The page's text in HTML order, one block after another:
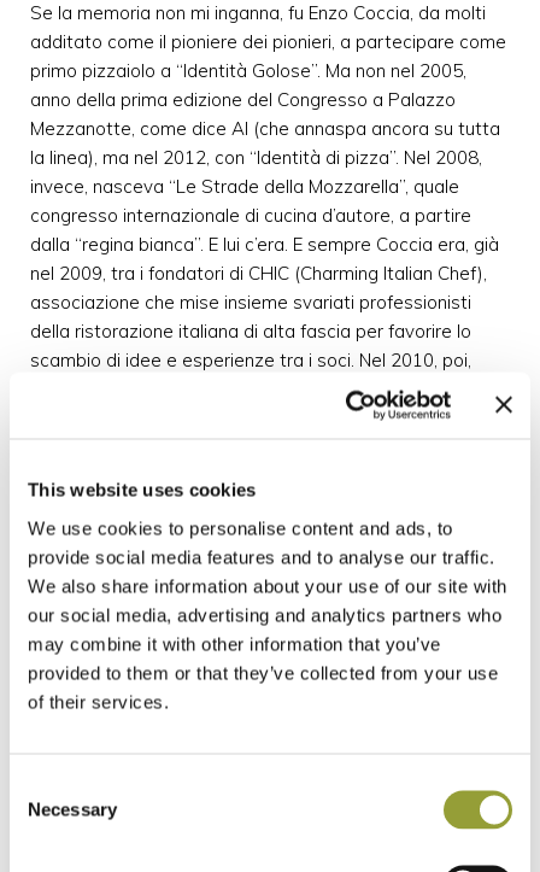
This website uses cookies
We use cookies to personalise content and ads, to
provide social media features and to analyse our traffic.
We also share information about your use of our site with
our social media, advertising and analytics partners who
may combine it with other information that you’ve
provided to them or that they’ve collected from your use
of their services.
Selection
Necessary
Se la memoria non mi inganna, fu Enzo Coccia, da molti
additato come il pioniere dei pionieri, a partecipare come
primo pizzaiolo a “Identità Golose”. Ma non nel 2005,
anno della prima edizione del Congresso a Palazzo
Mezzanotte, come dice AI (che annaspa ancora su tutta
la linea), ma nel 2012, con “Identità di pizza”. Nel 2008,
invece, nasceva “Le Strade della Mozzarella”, quale
congresso internazionale di cucina d’autore, a partire
dalla “regina bianca”. E lui c’era. E sempre Coccia era, già
nel 2009, tra i fondatori di CHIC (Charming Italian Chef),
associazione che mise insieme svariati professionisti
della ristorazione italiana di alta fascia per favorire lo
scambio di idee e esperienze tra i soci. Nel 2010, poi,
forte di una ricerca sugli ingredienti iniziata anni prima,
bissava la sua “PizzAria”, con “La Notizia 94”, la prima
Senza paracadute
Non erano, allora, usuali gli incontri tra pizza e cucina,
figurarsi il lavoro congiunto. Il “divertimento”. Quelli che
innovavano la pizza studiavano e applicavano la ricerca
relativa al prodotto tutti da soli. Nessun ghost consulente
addetto alla selezione degli ingredienti, nessuno chef a
suggerire e nessuno scambio culturale. Eppure, la pizza,
Negli assaggi fatti in questi anni di questi cimenti a
quattro mani, devo dire che, in fondo, pare un pizzaiolo